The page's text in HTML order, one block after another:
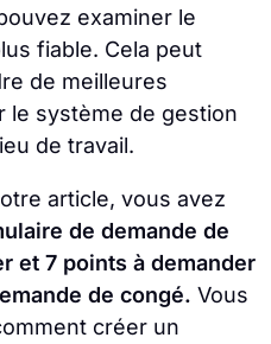
examiner le
fiable. Cela peut
de meilleures
le système de gestion
de travail.
article, vous avez
de demande de
et 7 points à demander
de congé. Vous
créer un